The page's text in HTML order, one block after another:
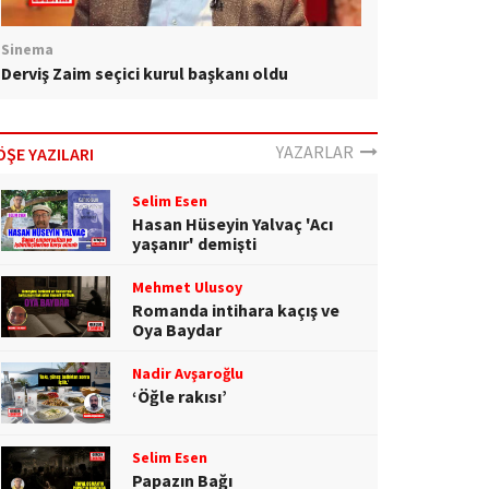
Sinema
Derviş Zaim seçici kurul başkanı oldu
YAZILARI YAZARLAR
Selim Esen
Hasan Hüseyin Yalvaç 'Acı
yaşanır' demişti
Mehmet Ulusoy
Romanda intihara kaçış ve
Oya Baydar
Nadir Avşaroğlu
‘Öğle rakısı’
Selim Esen
Papazın Bağı